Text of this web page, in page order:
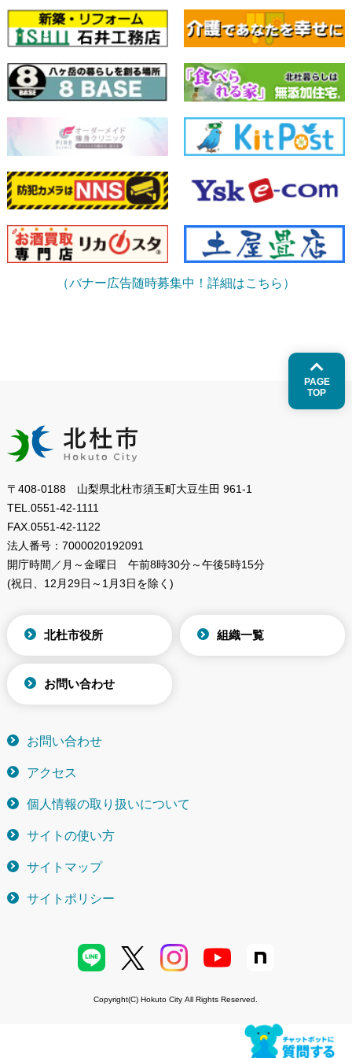
（バナー広告随時募集中！詳細はこちら）
PAGE
TOP
〒408-0188 山梨県北杜市須玉町大豆生田 961-1
TEL. 0551-42-1111
FAX. 0551-42-1122
法人番号： 7000020192091
開庁時間／月～金曜日
午前8時30分～午後5時15分
(祝日、12月29日～1月3日を除く)
北杜市役所 組織一覧
お問い合わせ
お問い合わせ
アクセス
個人情報の取り扱いについて
サイトの使い方
サイトマップ
サイトポリシー
Copyright(C) Hokuto City All Rights Reserved.